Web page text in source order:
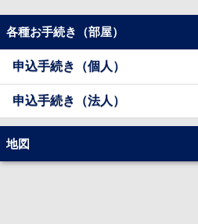
各種お手続き（部屋）
申込手続き（個人）
申込手続き（法人）
地図